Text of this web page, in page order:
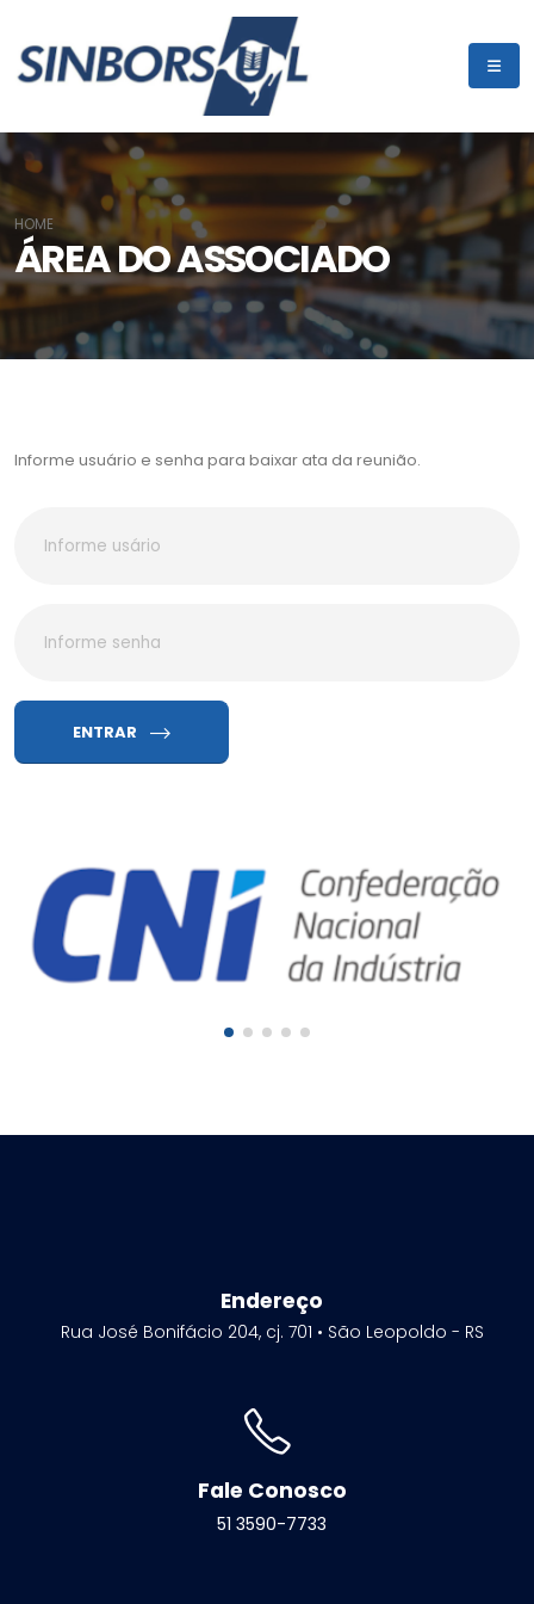
ÁREA DO ASSOCIADO
HOME
Informe usuário e senha para baixar ata da reunião.
ENTRAR
Endereço
Rua José Bonifácio 204, cj. 701 • São Leopoldo - RS
Fale Conosco
51 3590-7733